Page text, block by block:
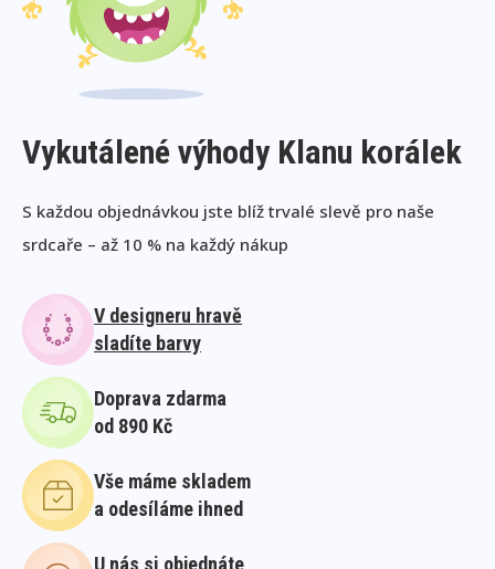
Vykutálené výhody Klanu korálek
S každou objednávkou jste blíž trvalé slevě pro naše
srdcaře – až 10 % na každý nákup
V designeru hravě
sladíte barvy
Doprava zdarma
od 890 Kč
Vše máme skladem
a odesíláme ihned
U nás si objednáte